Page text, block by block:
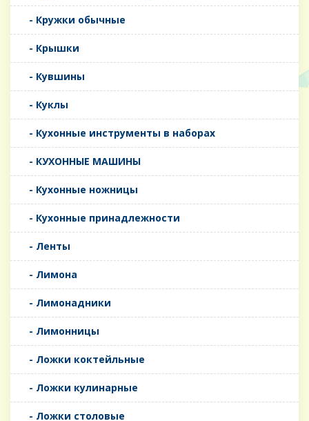
- Кружки обычные
- Крышки
- Кувшины
- Куклы
- Кухонные инструменты в наборах
- КУХОННЫЕ МАШИНЫ
- Кухонные ножницы
- Кухонные принадлежности
- Ленты
- Лимона
- Лимонадники
- Лимонницы
- Ложки коктейльные
- Ложки кулинарные
- Ложки столовые